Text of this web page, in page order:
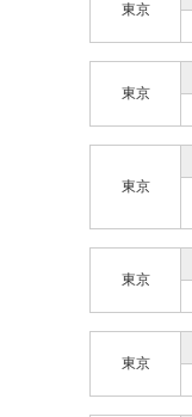
東京
東京
東京
東京
東京